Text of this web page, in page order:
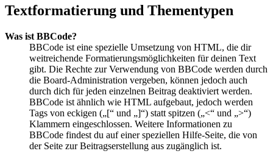
Textformatierung und Thementypen
Was ist BBCode?
BBCode ist eine spezielle Umsetzung von HTML, die dir
weitreichende Formatierungsmöglichkeiten für deinen Text
gibt. Die Rechte zur Verwendung von BBCode werden durch
die Board-Administration vergeben, können jedoch auch
durch dich für jeden einzelnen Beitrag deaktiviert werden.
BBCode ist ähnlich wie HTML aufgebaut, jedoch werden
Tags von eckigen („[“ und „]“) statt spitzen („<“ und „>“)
Klammern eingeschlossen. Weitere Informationen zu
BBCode findest du auf einer speziellen Hilfe-Seite, die von
der Seite zur Beitragserstellung aus zugänglich ist.